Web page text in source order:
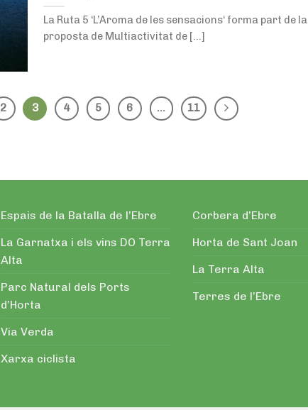
La Ruta 5 ‘L’Aroma de les sensacions‘ forma part de la
proposta de Multiactivitat de [...]
2 3 4 5 6 … 11
Espais de la Batalla de l’Ebre
La Garnatxa i els vins DO Terra
Alta
Parc Natural dels Ports
d’Horta
Via Verda
Xarxa ciclista
Corbera d’Ebre
Horta de Sant Joan
La Terra Alta
Terres de l’Ebre